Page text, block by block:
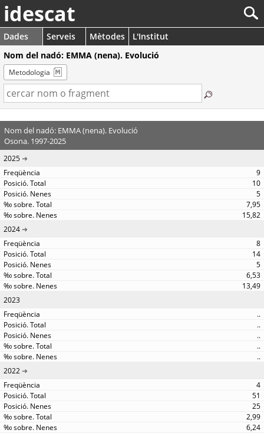
idescat
Dades Serveis Mètodes
L'Institut
Nom del nadó: EMMA (nena). Evolució
Metodologia
Nom del nadó: EMMA (nena). Evolució
Osona. 1997-2025
2025
9
10
5
7,95
15,82
2024
8
14
5
6,53
13,49
2023
..
..
..
..
..
2022
4
51
25
2,99
6,24